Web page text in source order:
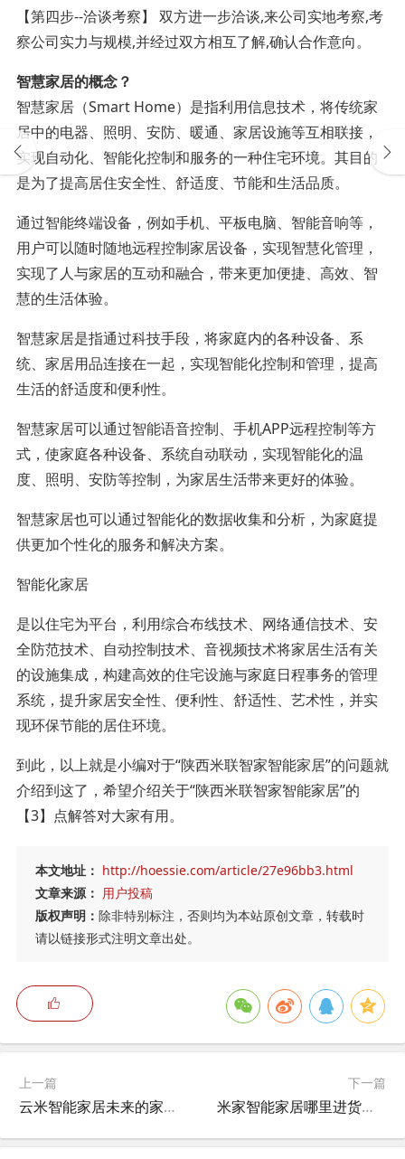
【第四步--洽谈考察】 双方进一步洽谈,来公司实地考察,考
察公司实力与规模,并经过双方相互了解,确认合作意向。
智慧家居的概念？
智慧家居（Smart Home）是指利用信息技术，将传统家
居中的电器、照明、安防、暖通、家居设施等互相联接，
实现自动化、智能化控制和服务的一种住宅环境。其目的
是为了提高居住安全性、舒适度、节能和生活品质。
通过智能终端设备，例如手机、平板电脑、智能音响等，
用户可以随时随地远程控制家居设备，实现智慧化管理，
实现了人与家居的互动和融合，带来更加便捷、高效、智
慧的生活体验。
智慧家居是指通过科技手段，将家庭内的各种设备、系
统、家居用品连接在一起，实现智能化控制和管理，提高
生活的舒适度和便利性。
智慧家居可以通过智能语音控制、手机APP远程控制等方
式，使家庭各种设备、系统自动联动，实现智能化的温
度、照明、安防等控制，为家居生活带来更好的体验。
智慧家居也可以通过智能化的数据收集和分析，为家庭提
供更加个性化的服务和解决方案。
智能化家居
是以住宅为平台，利用综合布线技术、网络通信技术、安
全防范技术、自动控制技术、音视频技术将家居生活有关
的设施集成，构建高效的住宅设施与家庭日程事务的管理
系统，提升家居安全性、便利性、舒适性、艺术性，并实
现环保节能的居住环境。
到此，以上就是小编对于“陕西米联智家智能家居”的问题就
介绍到这了，希望介绍关于“陕西米联智家智能家居”的
【3】点解答对大家有用。
本文地址： http://hoessie.com/article/27e96bb3.html
文章来源： 用户投稿
版权声明： 除非特别标注，否则均为本站原创文章，转载时
请以链接形式注明文章出处。
上一篇
云米智能家居未来的家具怎么样,云米和绿米米家有什么区别？
下一篇
米家智能家居哪里进货的啊,小米有品拿货渠道？